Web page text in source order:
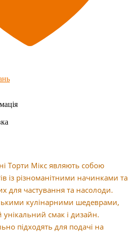
Торти Мікс являють собою
із різноманітними начинками та
для частування та насолоди.
кулінарними шедеврами,
унікальний смак і дизайн.
підходять для подачі на